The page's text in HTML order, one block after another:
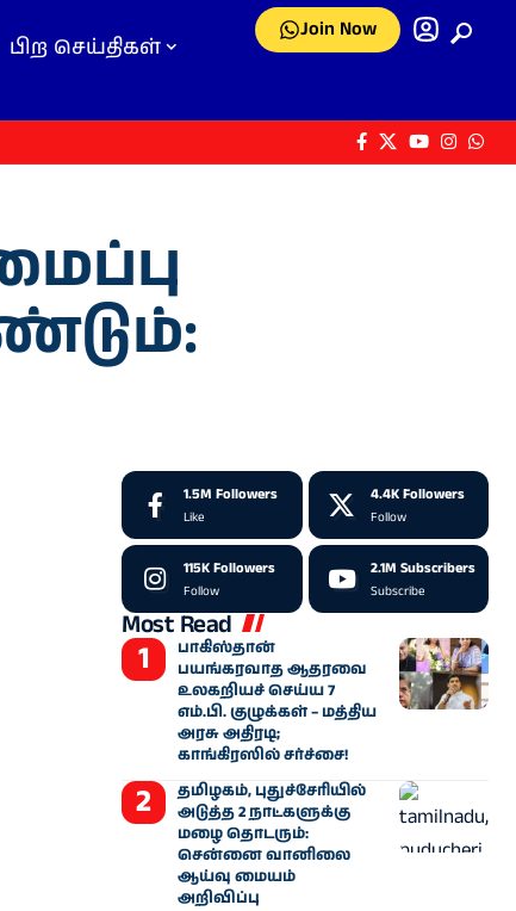
பிற செய்திகள்
Join Now
1.5M Followers
Like
4.4K Followers
Follow
115K Followers
Follow
2.1M Subscribers
Subscribe
Most Read
பாகிஸ்தான்
பயங்கரவாத ஆதரவை
உலகறியச் செய்ய 7
எம்.பி. குழுக்கள் – மத்திய
அரசு அதிரடி;
காங்கிரஸில் சர்ச்சை!
தமிழகம், புதுச்சேரியில்
அடுத்த 2 நாட்களுக்கு
மழை தொடரும்:
சென்னை வானிலை
ஆய்வு மையம்
அறிவிப்பு